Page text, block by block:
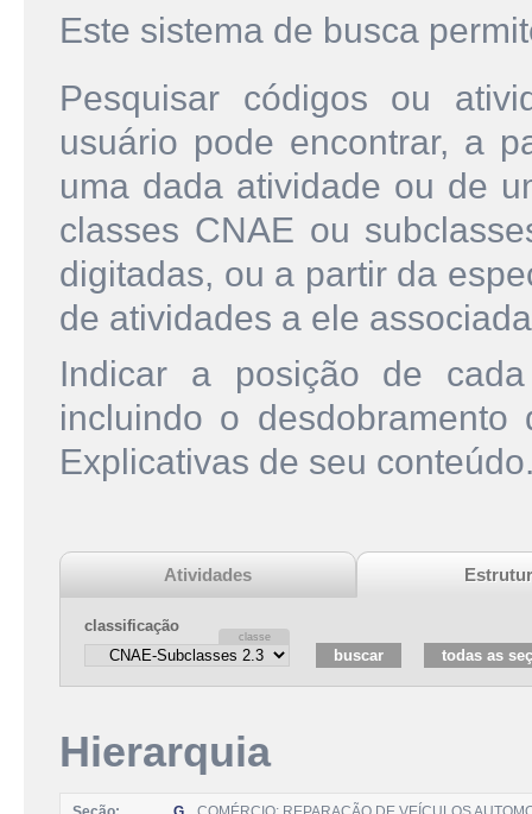
Este sistema de busca
Pesquisar códigos ou
usuário pode encontrar, a
uma dada atividade ou de
classes CNAE ou
digitadas, ou a partir da
de atividades a ele
Indicar a posição de
incluindo o
Explicativas de seu
Atividades
classificação
Hierarquia